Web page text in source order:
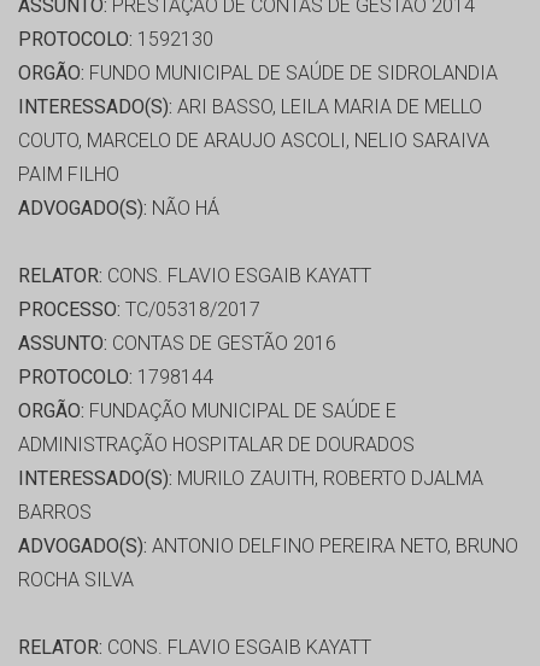
ASSUNTO: PRESTAÇÃO DE CONTAS DE GESTÃO 2014
PROTOCOLO: 1592130
ORGÃO: FUNDO MUNICIPAL DE SAÚDE DE SIDROLANDIA
INTERESSADO(S): ARI BASSO, LEILA MARIA DE MELLO
COUTO, MARCELO DE ARAUJO ASCOLI, NELIO SARAIVA
PAIM FILHO
ADVOGADO(S): NÃO HÁ
RELATOR: CONS. FLAVIO ESGAIB KAYATT
PROCESSO: TC/05318/2017
ASSUNTO: CONTAS DE GESTÃO 2016
PROTOCOLO: 1798144
ORGÃO: FUNDAÇÃO MUNICIPAL DE SAÚDE E
ADMINISTRAÇÃO HOSPITALAR DE DOURADOS
INTERESSADO(S): MURILO ZAUITH, ROBERTO DJALMA
BARROS
ADVOGADO(S): ANTONIO DELFINO PEREIRA NETO, BRUNO
ROCHA SILVA
RELATOR: CONS. FLAVIO ESGAIB KAYATT